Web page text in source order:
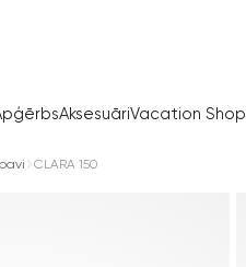
AksesuāriVacation Shop
CLARA 150